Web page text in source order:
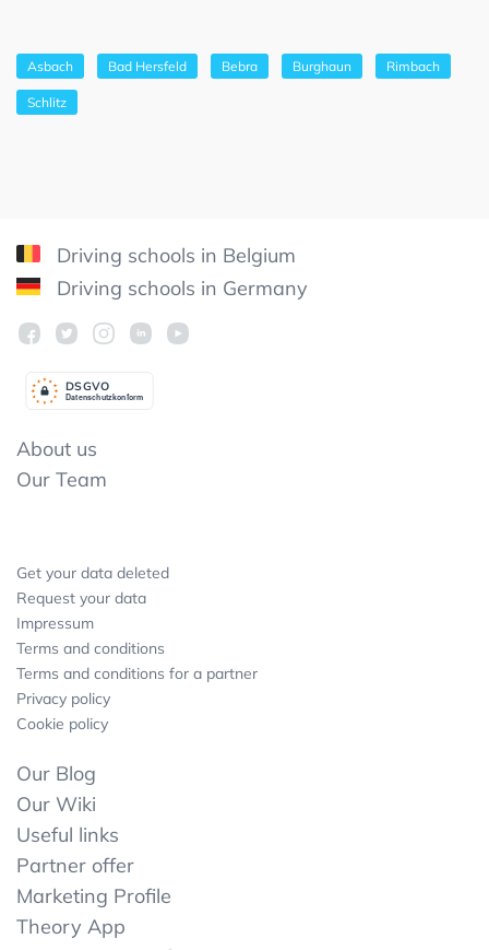
Asbach Bad Hersfeld Bebra Burghaun Rimbach
Schlitz
Driving schools in Belgium
Driving schools in Germany
Datenschutzkonform
DSGVO
About us
Our Team
Get your data deleted
Request your data
Impressum
Terms and conditions
Terms and conditions for a partner
Privacy policy
Cookie policy
Our Blog
Our Wiki
Useful links
Partner offer
Marketing Profile
Theory App